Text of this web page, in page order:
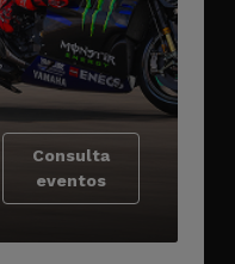
Consulta
eventos